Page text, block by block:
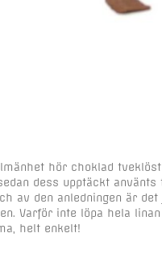
hör choklad
dess upptäckt
av den anledningen är
Varför inte löpa hela
helt enkelt!